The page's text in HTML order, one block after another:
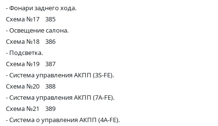
- Фонари заднего хода.
Схема №17 385
- Освещение салона.
Схема №18 386
- Подсветка.
Схема №19 387
- Система управления АКПП (3S-FE).
Схема №20 388
- Система управления АКПП (7A-FE).
Схема №21 389
- Система о управления АКПП (4A-FE).